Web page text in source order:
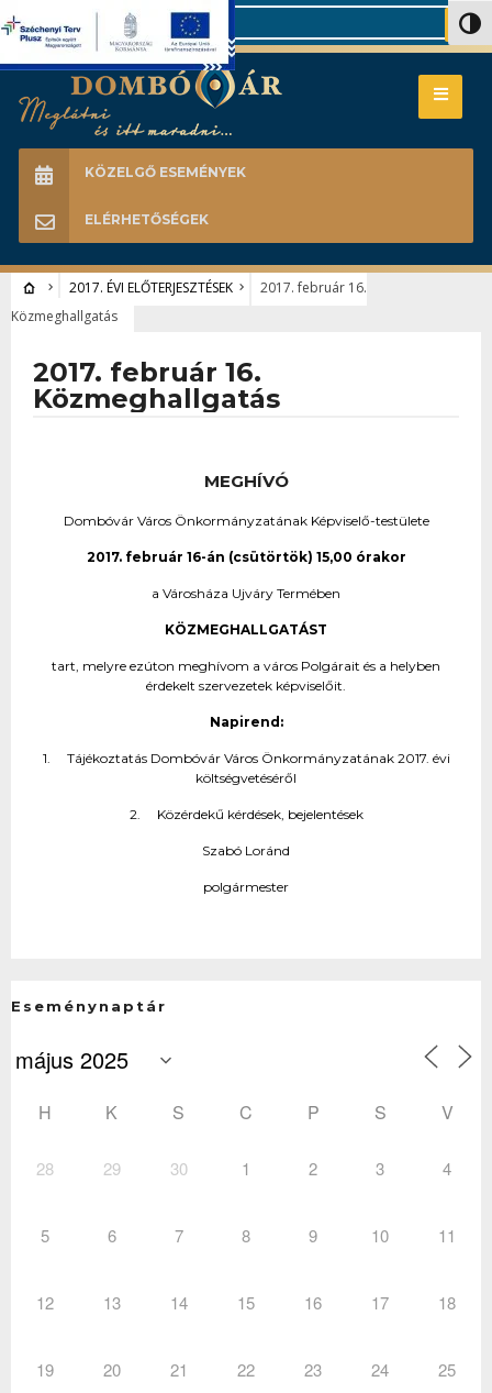
Search
KÖZELGŐ ESEMÉNYEK
ELÉRHETŐSÉGEK
2017. ÉVI ELŐTERJESZTÉSEK
2017. február 16.
Közmeghallgatás
2017. február 16.
Közmeghallgatás
MEGHÍVÓ
Dombóvár Város Önkormányzatának Képviselő-testülete
2017. február 16-án (csütörtök) 15,00 órakor
a Városháza Ujváry Termében
KÖZMEGHALLGATÁST
tart, melyre ezúton meghívom a város Polgárait és a helyben
érdekelt szervezetek képviselőit.
Napirend:
1. Tájékoztatás Dombóvár Város Önkormányzatának 2017. évi
költségvetéséről
2. Közérdekű kérdések, bejelentések
Szabó Loránd
polgármester
Eseménynaptár
H K S C P S V
28 29 30 1 2 3 4
5 6 7 8 9 10 11
12 13 14 15 16 17 18
19 20 21 22 23 24 25